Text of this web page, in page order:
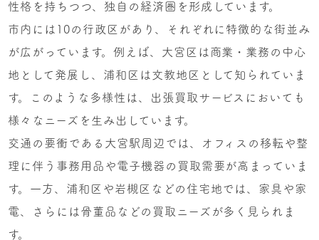
性格を持ちつつ、独自の経済圏を形成しています。
市内には10の行政区があり、それぞれに特徴的な街並み
が広がっています。例えば、大宮区は商業・業務の中心
地として発展し、浦和区は文教地区として知られていま
す。このような多様性は、出張買取サービスにおいても
様々なニーズを生み出しています。
交通の要衝である大宮駅周辺では、オフィスの移転や整
理に伴う事務用品や電子機器の買取需要が高まっていま
す。一方、浦和区や岩槻区などの住宅地では、家具や家
電、さらには骨董品などの買取ニーズが多く見られま
す。